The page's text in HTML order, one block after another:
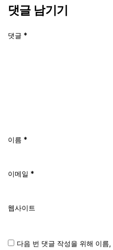
댓글 남기기
댓글 *
이름 *
이메일 *
웹사이트
다음 번 댓글 작성을 위해 이름